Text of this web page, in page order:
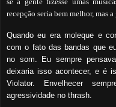
recepção seria bem melhor, mas
Quando eu era moleque e
com o fato das bandas que
no som. Eu sempre
deixaria isso acontecer, e é
Violator. Envelhecer
agressividade no thrash.